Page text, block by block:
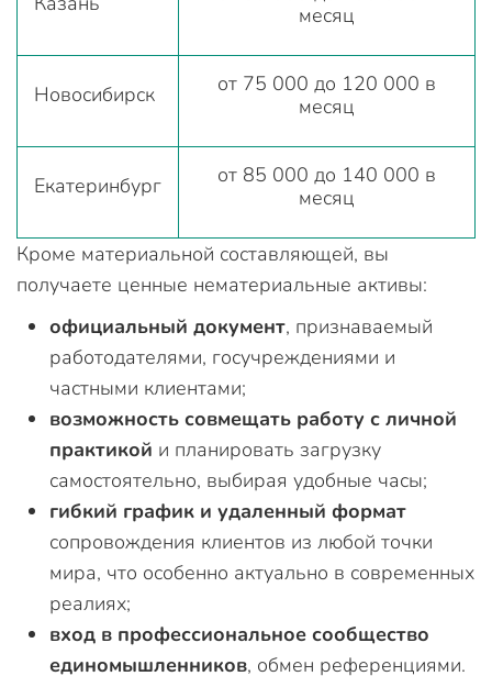
месяц
Новосибирск
от 75 000 до 120 000 в
месяц
Екатеринбург
от 85 000 до 140 000 в
месяц
Кроме материальной составляющей, вы
получаете ценные нематериальные активы:
официальный документ, признаваемый
работодателями, госучреждениями и
частными клиентами;
возможность совмещать работу с личной
практикой и планировать загрузку
самостоятельно, выбирая удобные часы;
гибкий график и удаленный формат
сопровождения клиентов из любой точки
мира, что особенно актуально в современных
реалиях;
вход в профессиональное сообщество
единомышленников, обмен референциями.